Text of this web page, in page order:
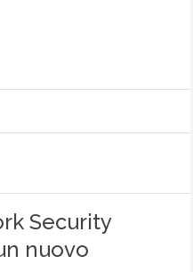
Security
nuovo